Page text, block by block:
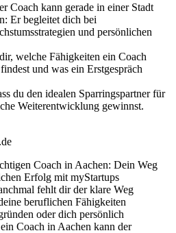
Coach kann gerade in einer Stadt
Er begleitet dich bei
und persönlichen
welche Fähigkeiten ein Coach
und was ein Erstgespräch
du den idealen Sparringspartner für
Weiterentwicklung gewinnst.
Coach in Aachen: Dein Weg
Erfolg mit myStartups
fehlt dir der klare Weg
beruflichen Fähigkeiten
oder dich persönlich
Coach in Aachen kann der